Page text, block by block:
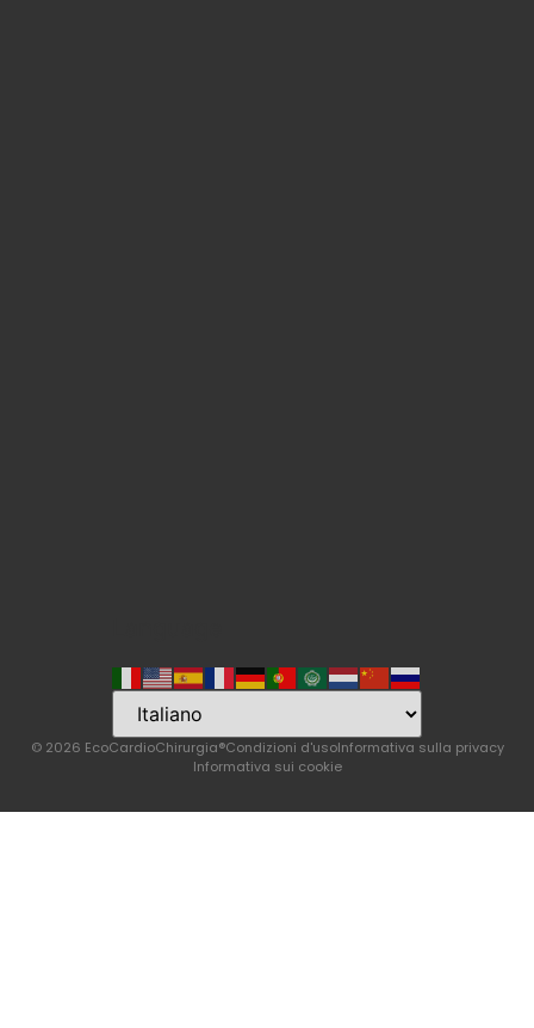
© 2026 EcoCardioChirurgia®Condizioni d'usoInformativa sulla privacy
Informativa sui cookie